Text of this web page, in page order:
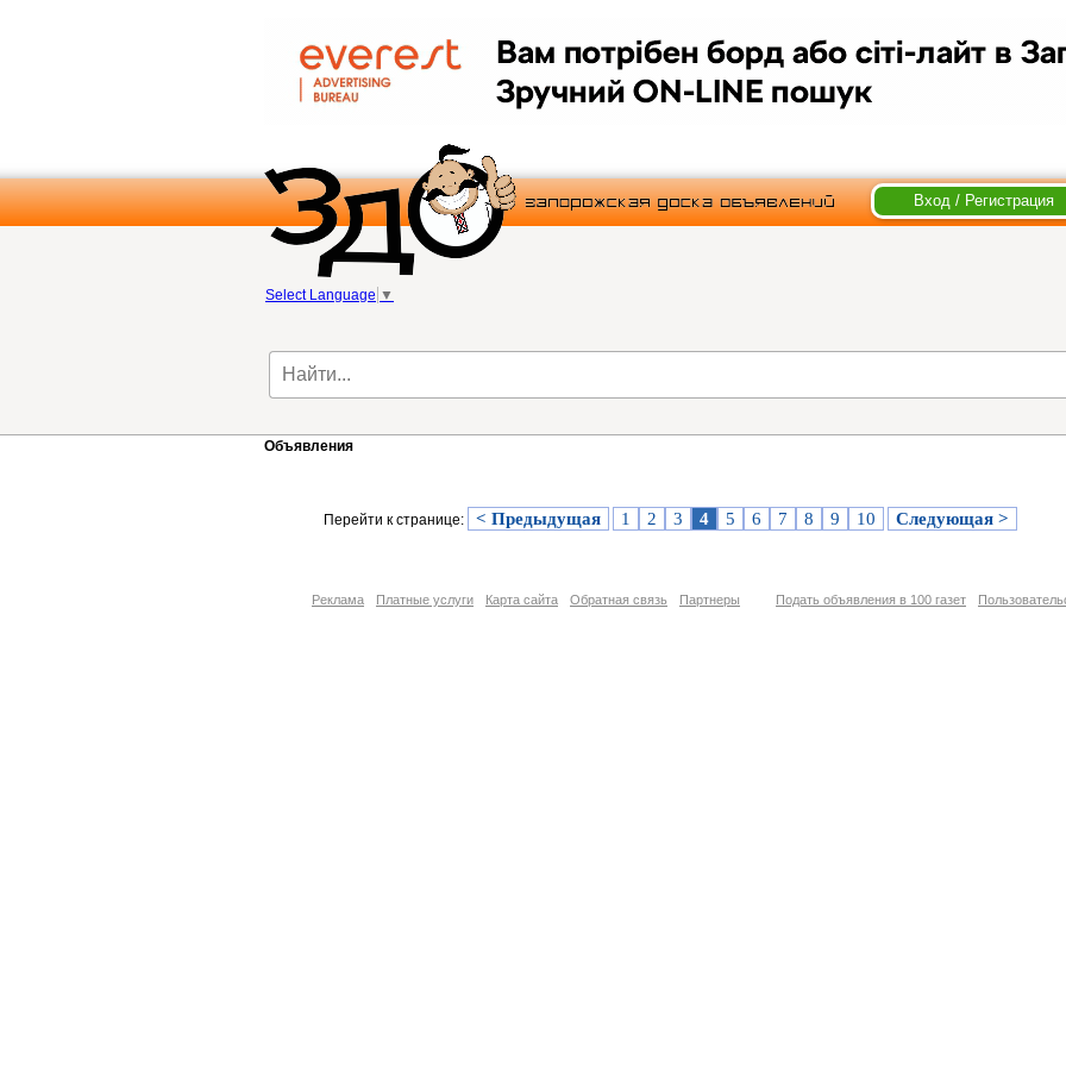
Вход / Регистрация
Select Language ▼
Объявления
Перейти к странице: < Предыдущая 1 2 3 4 5 6 7 8 9 10 Следующая >
Реклама Платные услуги Карта сайта Обратная связь Партнеры Подать объявления в 100 газет